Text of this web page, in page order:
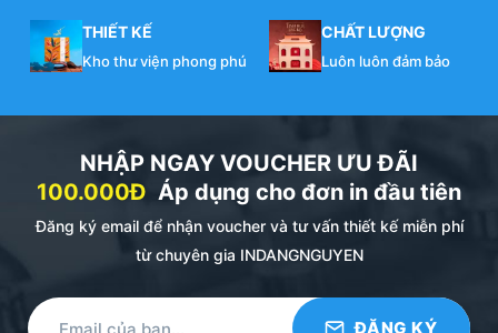
THIẾT KẾ
Kho thư viện phong phú
CHẤT LƯỢNG
Luôn luôn đảm bảo
NHẬP NGAY VOUCHER ƯU ĐÃI
100.000Đ Áp dụng cho đơn in đầu tiên
Đăng ký email để nhận voucher và tư vấn thiết kế miễn phí
từ chuyên gia INDANGNGUYEN